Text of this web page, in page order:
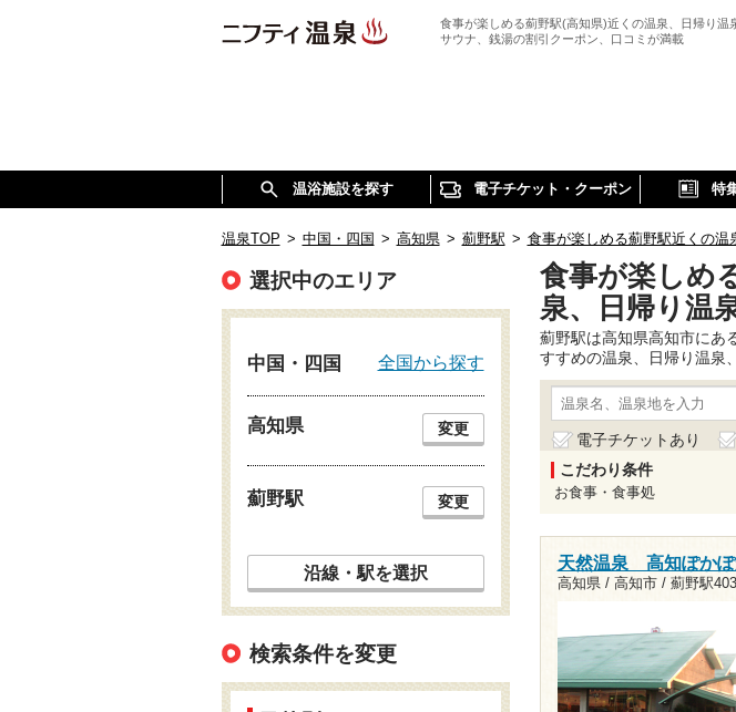
食事が楽しめる薊野駅(高知県)近くの温泉、日帰り温
サウナ、銭湯の割引クーポン、口コミが満載
温浴施設を探す 電子チケット・クーポン 特
温泉TOP > 中国・四国 > 高知県 > 薊野駅 > 食事が楽しめる薊野駅近くの温
食事が楽しめ
泉、日帰り温
薊野駅は高知県高知市にあ
すすめの温泉、日帰り温泉
電子チケットあり
こだわり条件
お食事・食事処
天然温泉 高知ぽかぽ
高知県 / 高知市 / 薊野駅
選択中のエリア
中国・四国 全国から探す
高知県 変更
薊野駅 変更
沿線・駅を選択
検索条件を変更